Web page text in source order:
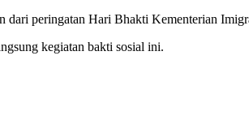
peringatan Hari Bhakti Kementerian
kegiatan bakti sosial ini.